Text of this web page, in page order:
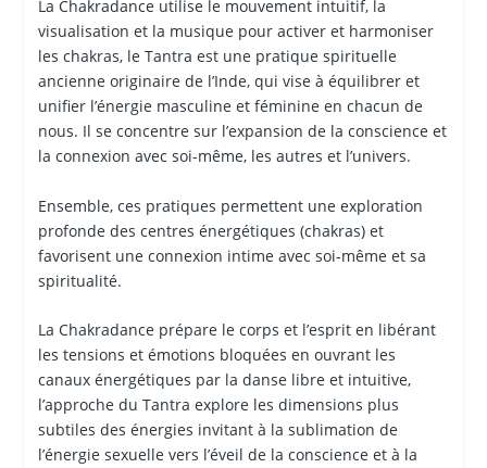
La Chakradance utilise le mouvement intuitif, la
visualisation et la musique pour activer et harmoniser
les chakras, le Tantra est une pratique spirituelle
ancienne originaire de l’Inde, qui vise à équilibrer et
unifier l’énergie masculine et féminine en chacun de
nous. Il se concentre sur l’expansion de la conscience et
la connexion avec soi-même, les autres et l’univers.
Ensemble, ces pratiques permettent une exploration
profonde des centres énergétiques (chakras) et
favorisent une connexion intime avec soi-même et sa
spiritualité.
La Chakradance prépare le corps et l’esprit en libérant
les tensions et émotions bloquées en ouvrant les
canaux énergétiques par la danse libre et intuitive,
l’approche du Tantra explore les dimensions plus
subtiles des énergies invitant à la sublimation de
l’énergie sexuelle vers l’éveil de la conscience et à la